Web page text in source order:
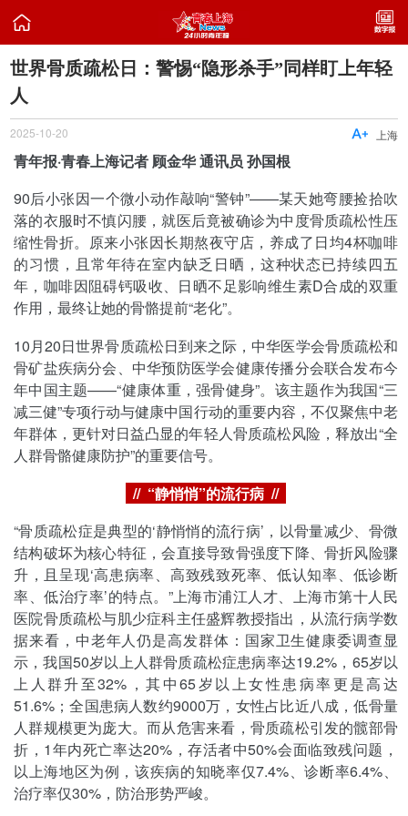

世界骨质疏松日：警惕“隐形杀手”同样盯上年轻
人
2025-10-20 上海

青年报·青春上海记者 顾金华 通讯员 孙国根
90后小张因一个微小动作敲响“警钟”——某天她弯腰捡拾吹
落的衣服时不慎闪腰，就医后竟被确诊为中度骨质疏松性压
缩性骨折。原来小张因长期熬夜守店，养成了日均4杯咖啡
的习惯，且常年待在室内缺乏日晒，这种状态已持续四五
年，咖啡因阻碍钙吸收、日晒不足影响维生素D合成的双重
作用，最终让她的骨骼提前“老化”。
10月20日世界骨质疏松日到来之际，中华医学会骨质疏松和
骨矿盐疾病分会、中华预防医学会健康传播分会联合发布今
年中国主题——“健康体重，强骨健身”。该主题作为我国“三
减三健”专项行动与健康中国行动的重要内容，不仅聚焦中老
年群体，更针对日益凸显的年轻人骨质疏松风险，释放出“全
人群骨骼健康防护”的重要信号。
// “静悄悄”的流行病 //
“骨质疏松症是典型的‘静悄悄的流行病’，以骨量减少、骨微
结构破坏为核心特征，会直接导致骨强度下降、骨折风险骤
升，且呈现‘高患病率、高致残致死率、低认知率、低诊断
率、低治疗率’的特点。”上海市浦江人才、上海市第十人民
医院骨质疏松与肌少症科主任盛辉教授指出，从流行病学数
据来看，中老年人仍是高发群体：国家卫生健康委调查显
示，我国50岁以上人群骨质疏松症患病率达19.2%，65岁以
上人群升至32%，其中65岁以上女性患病率更是高达
51.6%；全国患病人数约9000万，女性占比近八成，低骨量
人群规模更为庞大。而从危害来看，骨质疏松引发的髋部骨
折，1年内死亡率达20%，存活者中50%会面临致残问题，
以上海地区为例，该疾病的知晓率仅7.4%、诊断率6.4%、
治疗率仅30%，防治形势严峻。